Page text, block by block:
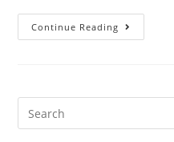
Continue Reading CГіmo
Darse
Badoo:
A
Search
this